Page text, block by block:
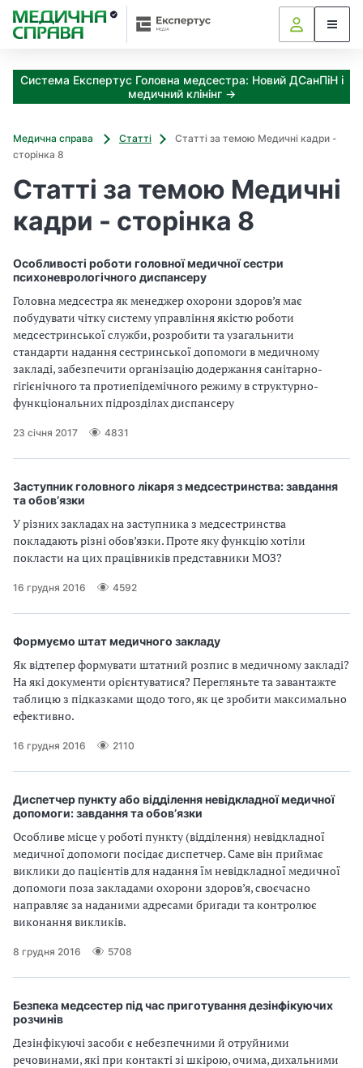
Система Експертус Головна медсестра: Новий ДСанПіН і
медичний клінінг →
Медична справа Статті
Статті за темою Медичні кадри -
сторінка 8
Статті за темою Медичні
кадри - сторінка 8
Особливості роботи головної медичної сестри
психоневрологічного диспансеру
Головна медсестра як менеджер охорони здоров’я має
побудувати чітку систему управління якістю роботи
медсестринської служби, розробити та узагальнити
стандарти надання сестринської допомоги в медичному
закладі, забезпечити організацію додержання санітарно-
гігієнічного та протиепідемічного режиму в структурно-
функціональних підрозділах диспансеру
23 січня 2017 4831
Заступник головного лікаря з медсестринства: завдання
та обов’язки
У різних закладах на заступника з медсестринства
покладають різні обов’язки. Проте яку функцію хотіли
покласти на цих працівників представники МОЗ?
16 грудня 2016 4592
Формуємо штат медичного закладу
Як відтепер формувати штатний розпис в медичному закладі?
На які документи орієнтуватися? Перегляньте та завантажте
таблицю з підказками щодо того, як це зробити максимально
ефективно.
16 грудня 2016 2110
Диспетчер пункту або відділення невідкладної медичної
допомоги: завдання та обов’язки
Особливе місце у роботі пункту (відділення) невідкладної
медичної допомоги посідає диспетчер. Саме він приймає
виклики до пацієнтів для надання їм невідкладної медичної
допомоги поза закладами охорони здоров’я, своєчасно
направляє за наданими адресами бригади та контролює
виконання викликів.
8 грудня 2016 5708
Безпека медсестер під час приготування дезінфікуючих
розчинів
Дезінфікуючі засоби є небезпечними й отруйними
речовинами, які при контакті зі шкірою, очима, дихальними
З
а
к
з
о
и
т
р
и
м
а
т
и
л
Б
П
Р